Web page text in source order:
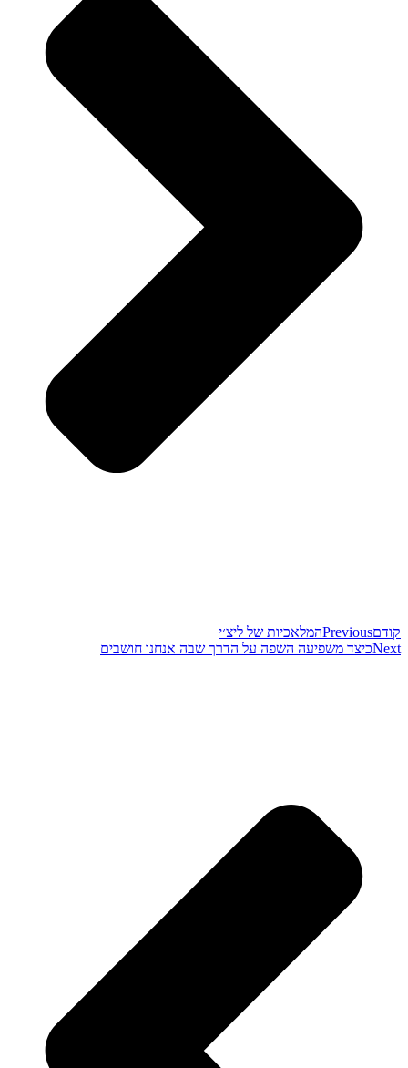
קודםPreviousהמלאכיות של ליצ׳י
Nextכיצד משפיעה השפה על הדרך שבה אנחנו חושבים